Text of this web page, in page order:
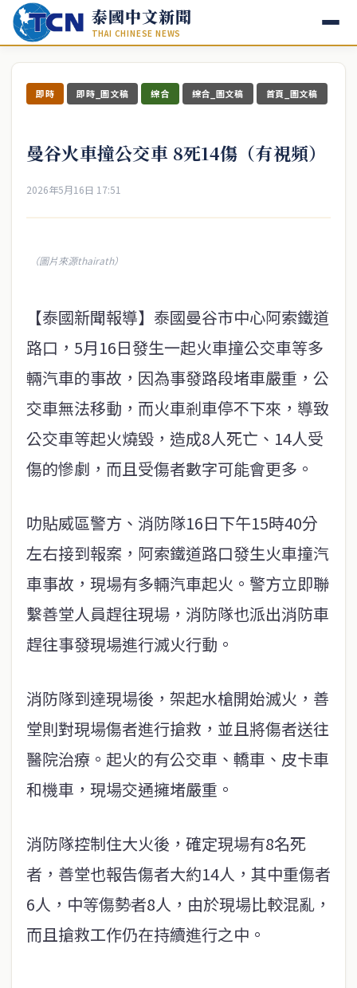
泰國中文新聞
THAI CHINESE NEWS
即時 即時_圖文稿 綜合 綜合_圖文稿 首頁_圖文稿
曼谷火車撞公交車 8死14傷（有視頻）
2026年5月16日 17:51
（圖片來源thairath）
【泰國新聞報導】泰國曼谷市中心阿索鐵道
路口，5月16日發生一起火車撞公交車等多
輛汽車的事故，因為事發路段堵車嚴重，公
交車無法移動，而火車剎車停不下來，導致
公交車等起火燒毀，造成8人死亡、14人受
傷的慘劇，而且受傷者數字可能會更多。
叻貼威區警方、消防隊16日下午15時40分
左右接到報案，阿索鐵道路口發生火車撞汽
車事故，現場有多輛汽車起火。警方立即聯
繫善堂人員趕往現場，消防隊也派出消防車
趕往事發現場進行滅火行動。
消防隊到達現場後，架起水槍開始滅火，善
堂則對現場傷者進行搶救，並且將傷者送往
醫院治療。起火的有公交車、轎車、皮卡車
和機車，現場交通擁堵嚴重。
消防隊控制住大火後，確定現場有8名死
者，善堂也報告傷者大約14人，其中重傷者
6人，中等傷勢者8人，由於現場比較混亂，
而且搶救工作仍在持續進行之中。